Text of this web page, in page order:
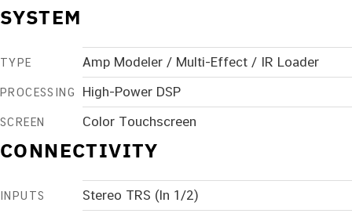
SYSTEM
TYPE Amp Modeler / Multi-Effect / IR Loader
PROCESSING High-Power DSP
SCREEN Color Touchscreen
CONNECTIVITY
INPUTS Stereo TRS (In 1/2)